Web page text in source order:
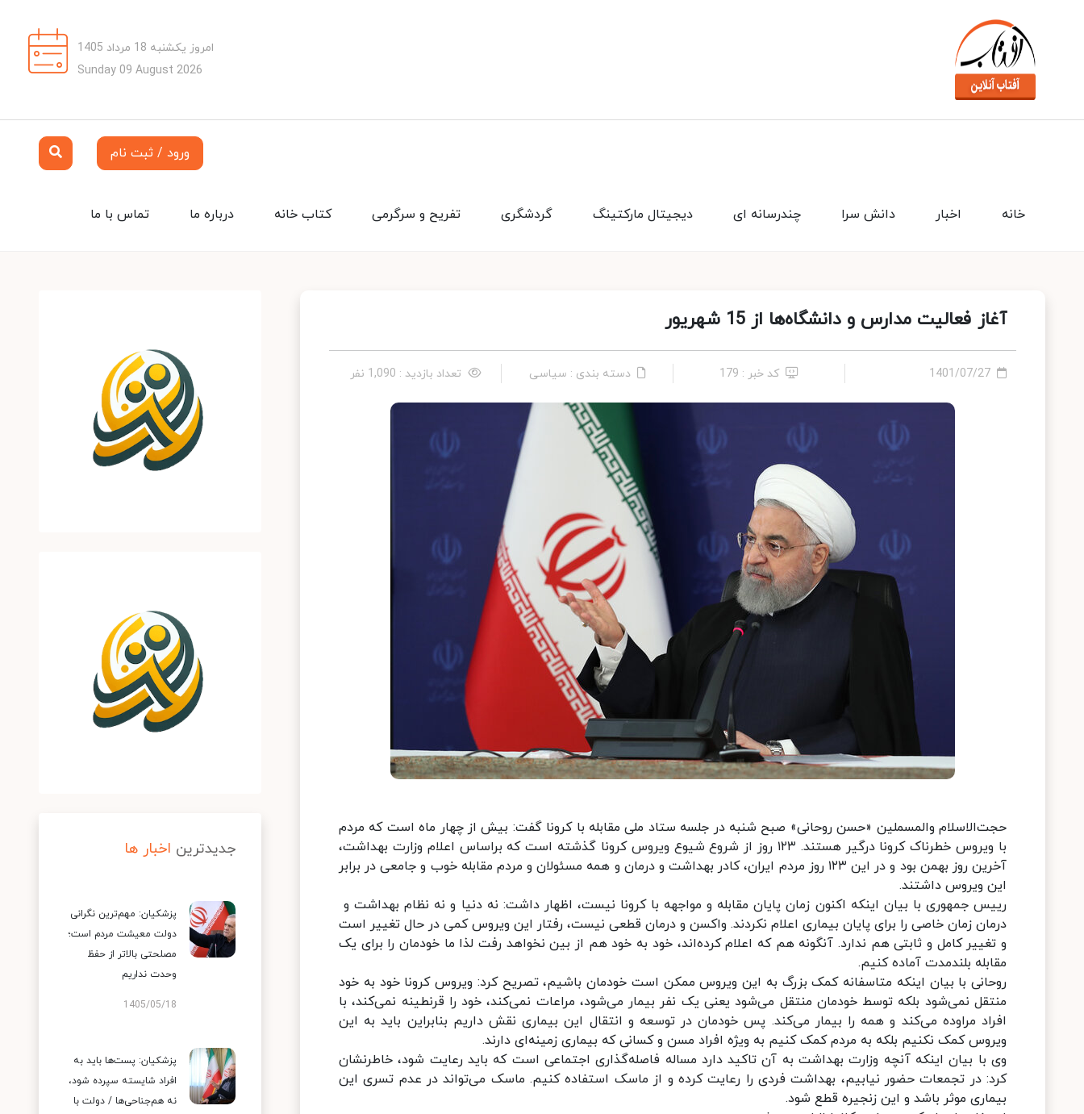
امروز یکشنبه 18 مرداد 1405
Sunday 09 August 2026
ورود / ثبت نام
تماس با ما درباره ما کتاب خانه تفریح و سرگرمی گردشگری دیجیتال مارکتینگ چندرسانه ای دانش سرا اخبار خانه
آغاز فعالیت مدارس و دانشگاه‌ها از 15 شهریور
1401/07/27 کد خبر : 179 دسته بندی : سیاسی تعداد بازدید : 1,090 نفر
حجت‌الاسلام والمسملین «حسن روحانی» صبح شنبه در جلسه ستاد ملی مقابله با کرونا گفت: بیش از چهار ماه است که مردم
با ویروس خطرناک کرونا درگیر هستند. ۱۲۳ روز از شروع شیوع ویروس کرونا گذشته است که براساس اعلام وزارت بهداشت،
آخرین روز بهمن بود و در این ۱۲۳ روز مردم ایران، کادر بهداشت و درمان و همه مسئولان و مردم مقابله خوب و جامعی در برابر
این ویروس داشتند.
رییس جمهوری با بیان اینکه اکنون زمان پایان مقابله و مواجهه با کرونا نیست، اظهار داشت: نه دنیا و نه نظام بهداشت و
درمان زمان خاصی را برای پایان بیماری اعلام نکردند. واکسن و درمان قطعی نیست، رفتار این ویروس کمی در حال تغییر است
و تغییر کامل و ثابتی هم ندارد. آنگونه هم که اعلام کرده‌اند، خود به خود هم از بین نخواهد رفت لذا ما خودمان را برای یک
مقابله بلندمدت آماده کنیم.
روحانی با بیان اینکه متاسفانه کمک بزرگ به این ویروس ممکن است خودمان باشیم، تصریح کرد: ویروس کرونا خود به خود
منتقل نمی‌شود بلکه توسط خودمان منتقل می‌شود یعنی یک نفر بیمار می‌شود، مراعات نمی‌کند، خود را قرنطینه نمی‌کند، با
افراد مراوده می‌کند و همه را بیمار می‌کند. پس خودمان در توسعه و انتقال این بیماری نقش داریم بنابراین باید به این
ویروس کمک نکنیم بلکه به مردم کمک کنیم به ویژه افراد مسن و کسانی که بیماری زمینه‌ای دارند.
وی با بیان اینکه آنچه وزارت بهداشت به آن تاکید دارد مساله فاصله‌گذاری اجتماعی است که باید رعایت شود، خاطرنشان
کرد: در تجمعات حضور نیابیم، بهداشت فردی را رعایت کرده و از ماسک استفاده کنیم. ماسک می‌تواند در عدم تسری این
بیماری موثر باشد و این زنجیره قطع شود.
جدیدترین اخبار ها
پزشکیان: مهم‌ترین نگرانی
دولت معیشت مردم است؛
مصلحتی بالاتر از حفظ
وحدت نداریم
1405/05/18
پزشکیان: پست‌ها باید به
افراد شایسته سپرده شود،
نه هم‌جناحی‌ها / دولت با